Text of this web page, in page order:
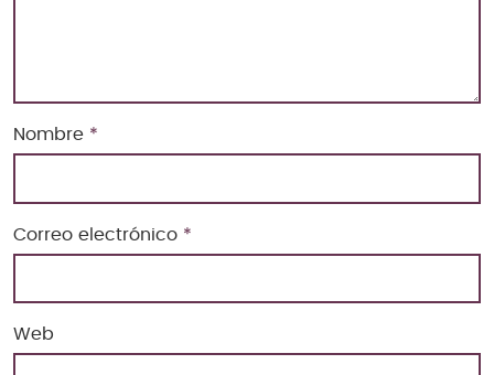
Nombre *
Correo electrónico *
Web